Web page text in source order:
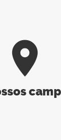
room